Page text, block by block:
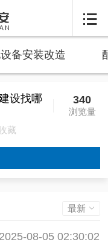

备安装改造
设找哪
340
浏览量
藏
最新
2025-08-05 02:30:02